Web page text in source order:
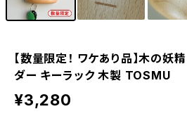
【数量限定！ ワケあり品】木の妖
ダー キーラック 木製 TOSMU
¥3,280